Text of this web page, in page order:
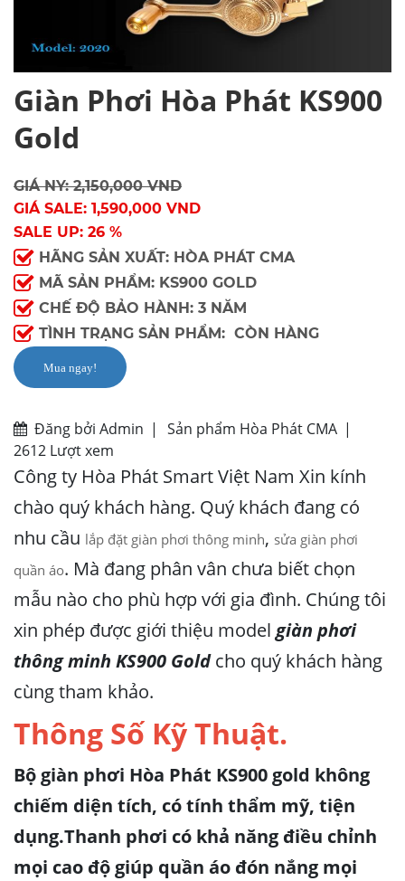
Giàn Phơi Hòa Phát KS900
Gold
GIÁ NY: 2,150,000 VND
GIÁ SALE: 1,590,000 VND
SALE UP: 26 %
HÃNG SẢN XUẤT: HÒA PHÁT CMA
MÃ SẢN PHẨM: KS900 GOLD
CHẾ ĐỘ BẢO HÀNH: 3 NĂM
TÌNH TRẠNG SẢN PHẨM: CÒN HÀNG
Mua ngay!
Đăng bởi Admin | Sản phẩm Hòa Phát CMA |
2612 Lượt xem
Công ty Hòa Phát Smart Việt Nam Xin kính
chào quý khách hàng. Quý khách đang có
nhu cầu lắp đặt giàn phơi thông minh, sửa giàn phơi
quần áo. Mà đang phân vân chưa biết chọn
mẫu nào cho phù hợp với gia đình. Chúng tôi
xin phép được giới thiệu model giàn phơi
thông minh KS900 Goldcho quý khách hàng
cùng tham khảo.
Thông Số Kỹ Thuật.
Bộ giàn phơi Hòa Phát KS900 gold không
chiếm diện tích, có tính thẩm mỹ, tiện
dụng.Thanh phơi có khả năng điều chỉnh
mọi cao độ giúp quần áo đón nắng mọi